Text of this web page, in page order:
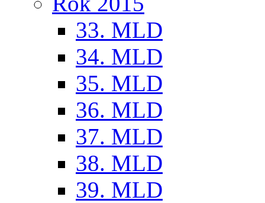
33. MLD
34. MLD
35. MLD
36. MLD
37. MLD
38. MLD
39. MLD